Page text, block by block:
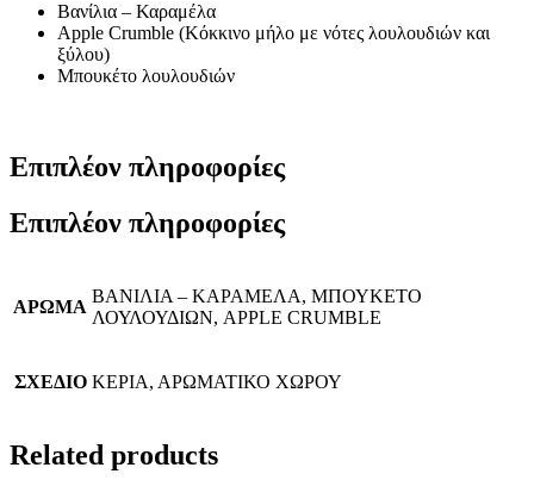
Βανίλια – Καραμέλα
Apple Crumble (Κόκκινο μήλο με νότες λουλουδιών και
ξύλου)
Μπουκέτο λουλουδιών
Επιπλέον πληροφορίες
Επιπλέον πληροφορίες
ΑΡΩΜΑ
ΒΑΝΙΛΙΑ – ΚΑΡΑΜΕΛΑ, ΜΠΟΥΚΕΤΟ
ΛΟΥΛΟΥΔΙΩΝ, APPLE CRUMBLE
ΣΧΕΔΙΟ ΚΕΡΙΑ, ΑΡΩΜΑΤΙΚΟ ΧΩΡΟΥ
Related products